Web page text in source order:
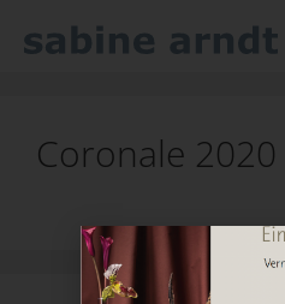
Coronale 2020